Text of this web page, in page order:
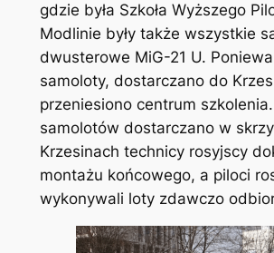
gdzie była Szkoła Wyższego
Modlinie były także wszystkie
dwusterowe MiG-21 U.
samoloty, dostarczano do
przeniesiono centrum
samolotów dostarczano w
Krzesinach technicy rosyjscy
montażu końcowego, a piloci
wykonywali loty zdawczo